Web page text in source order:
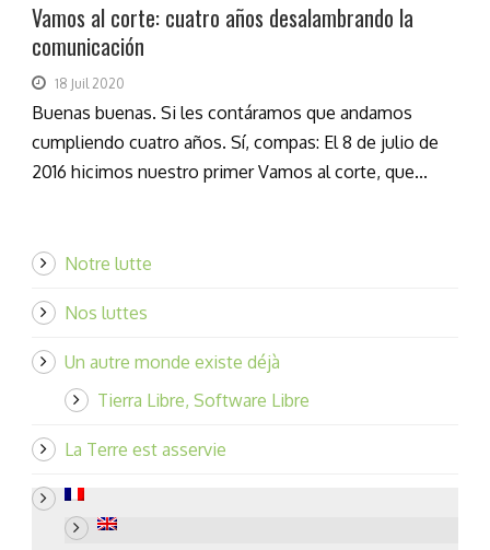
Vamos al corte: cuatro años desalambrando la
comunicación
18 Juil 2020
Buenas buenas. Si les contáramos que andamos
cumpliendo cuatro años. Sí, compas: El 8 de julio de
2016 hicimos nuestro primer Vamos al corte, que...
Notre lutte
Nos luttes
Un autre monde existe déjà
Tierra Libre, Software Libre
La Terre est asservie